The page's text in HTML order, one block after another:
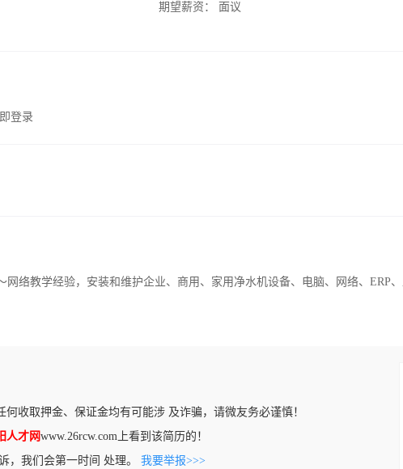
期望薪资：
面议
登录
网络教学经验，安装和维护企业、商用、家用净水机设备、电脑、网络、ERP
何收取押金、保证金均有可能涉 及诈骗，请微友务必谨慎！
人才网www.26rcw.com上看到该简历的！
，我们会第一时间 处理。 我要举报>>>